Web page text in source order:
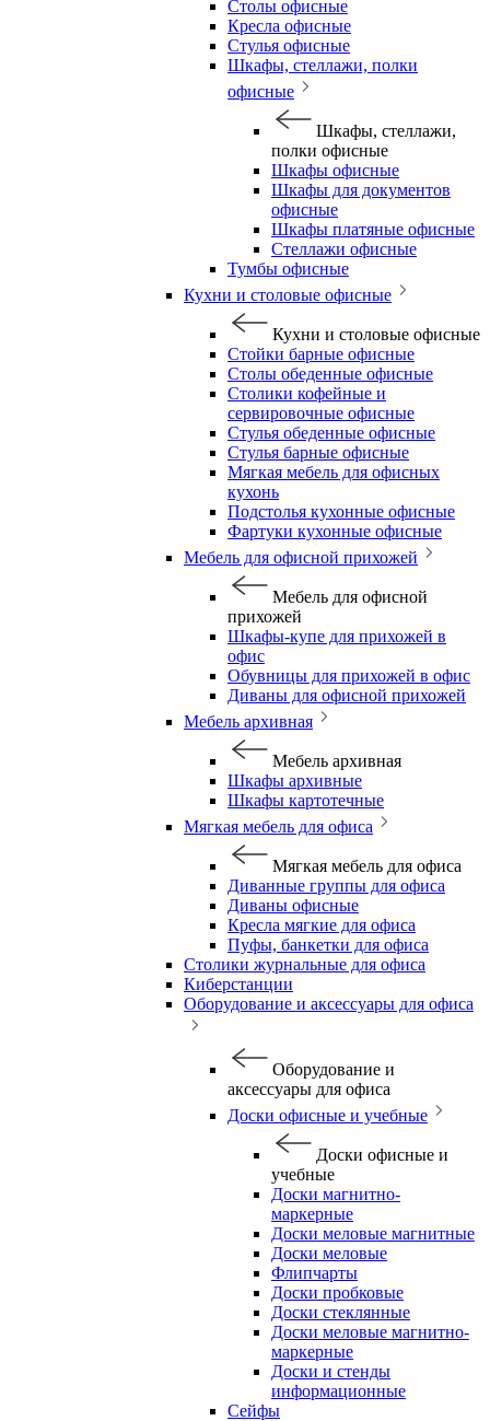
Столы офисные
Кресла офисные
Стулья офисные
Шкафы, стеллажи, полки
офисные
Шкафы, стеллажи,
полки офисные
Шкафы офисные
Шкафы для документов
офисные
Шкафы платяные офисные
Стеллажи офисные
Тумбы офисные
Кухни и столовые офисные
Кухни и столовые офисные
Стойки барные офисные
Столы обеденные офисные
Столики кофейные и
сервировочные офисные
Стулья обеденные офисные
Стулья барные офисные
Мягкая мебель для офисных
кухонь
Подстолья кухонные офисные
Фартуки кухонные офисные
Мебель для офисной прихожей
Мебель для офисной
прихожей
Шкафы-купе для прихожей в
офис
Обувницы для прихожей в офис
Диваны для офисной прихожей
Мебель архивная
Мебель архивная
Шкафы архивные
Шкафы картотечные
Мягкая мебель для офиса
Мягкая мебель для офиса
Диванные группы для офиса
Диваны офисные
Кресла мягкие для офиса
Пуфы, банкетки для офиса
Столики журнальные для офиса
Киберстанции
Оборудование и аксессуары для офиса
Оборудование и
аксессуары для офиса
Доски офисные и учебные
Доски офисные и
учебные
Доски магнитно-
маркерные
Доски меловые магнитные
Доски меловые
Флипчарты
Доски пробковые
Доски стеклянные
Доски меловые магнитно-
маркерные
Доски и стенды
информационные
Сейфы